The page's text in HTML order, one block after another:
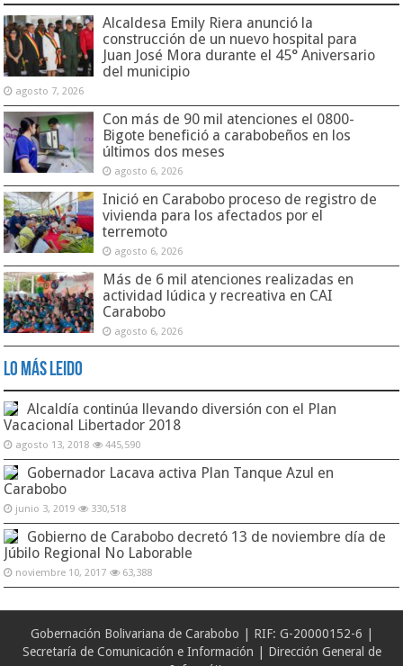
Alcaldesa Emily Riera anunció la
construcción de un nuevo hospital para
Juan José Mora durante el 45° Aniversario
del municipio
agosto 7, 2026
Con más de 90 mil atenciones el 0800-
Bigote benefició a carabobeños en los
últimos dos meses
agosto 6, 2026
Inició en Carabobo proceso de registro de
vivienda para los afectados por el
terremoto
agosto 6, 2026
Más de 6 mil atenciones realizadas en
actividad lúdica y recreativa en CAI
Carabobo
agosto 6, 2026
Lo Más Leido
Alcaldía continúa llevando diversión con el Plan
Vacacional Libertador 2018
agosto 13, 2018 445,590
Gobernador Lacava activa Plan Tanque Azul en
Carabobo
junio 3, 2019 330,518
Gobierno de Carabobo decretó 13 de noviembre día de
Júbilo Regional No Laborable
noviembre 10, 2017 63,388
Gobernación Bolivariana de Carabobo | RIF: G-20000152-6 |
Secretaría de Comunicación e Información | Dirección General de